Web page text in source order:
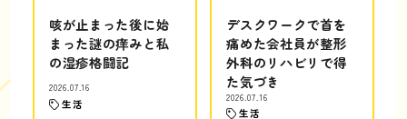
咳が止まった後に始
まった謎の痒みと私
の湿疹格闘記
2026.07.16
生活
デスクワークで首を
痛めた会社員が整形
外科のリハビリで得
た気づき
2026.07.16
生活